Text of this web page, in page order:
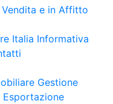
Italia Informativa
Gestione